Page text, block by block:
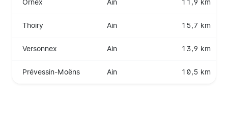
Ornex Ain 11,9 km
Thoiry Ain 15,7 km
Versonnex Ain 13,9 km
Prévessin-Moëns Ain 10,5 km